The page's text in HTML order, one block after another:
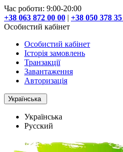
Час роботи: 9:00-20:00
+38 063 872 00 00 | +38 050 378
Особистий кабінет
Особистий кабінет
Історія замовлень
Транзакції
Завантаження
Авторизація
Українська
Українська
Русский